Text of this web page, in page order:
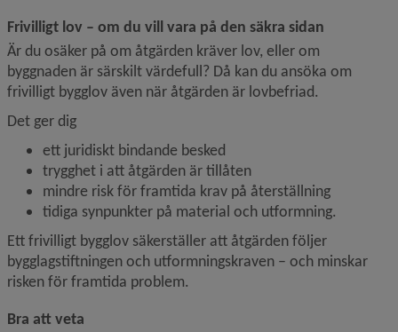
Frivilligt lov – om du vill vara på den säkra sidan
Är du osäker på om åtgärden kräver lov, eller om
byggnaden är särskilt värdefull? Då kan du ansöka om
frivilligt bygglov även när åtgärden är lovbefriad.
Det ger dig
ett juridiskt bindande besked
trygghet i att åtgärden är tillåten
mindre risk för framtida krav på återställning
tidiga synpunkter på material och utformning.
Ett frivilligt bygglov säkerställer att åtgärden följer
bygglagstiftningen och utformningskraven – och minskar
risken för framtida problem.
Bra att veta